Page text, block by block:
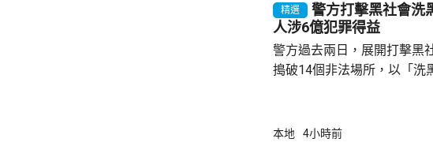
場諮詢會，收集到的意見當
五年規劃有關，8500份與施
指，諮詢期間，不少意見反
精選
警方打擊黑社會
人涉6億犯罪得益
警方過去兩日，展開打擊黑
搗破14個非法場所，以「洗
歲，部分人有三合會背景。
本地 4小時前